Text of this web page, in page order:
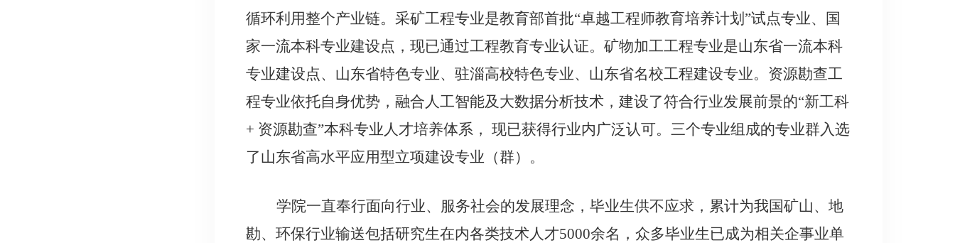
循环利用整个产业链。采矿工程专业是教育部首批“卓越工程师教育培养计划”试点专业、国
家一流本科专业建设点，现已通过工程教育专业认证。矿物加工工程专业是山东省一流本科
专业建设点、山东省特色专业、驻淄高校特色专业、山东省名校工程建设专业。资源勘查工
程专业依托自身优势，融合人工智能及大数据分析技术，建设了符合行业发展前景的“新工科
+ 资源勘查”本科专业人才培养体系， 现已获得行业内广泛认可。三个专业组成的专业群入选
了山东省高水平应用型立项建设专业（群）。
学院一直奉行面向行业、服务社会的发展理念，毕业生供不应求，累计为我国矿山、地
勘、环保行业输送包括研究生在内各类技术人才5000余名，众多毕业生已成为相关企事业单